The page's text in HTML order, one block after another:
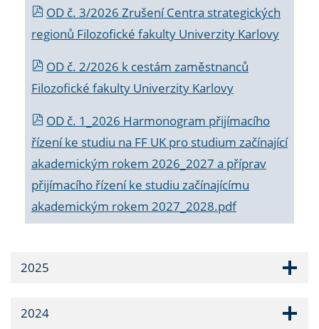
OD č. 3/2026 Zrušení Centra strategických
regionů Filozofické fakulty Univerzity Karlovy
OD č. 2/2026 k cestám zaměstnanců
Filozofické fakulty Univerzity Karlovy
OD č. 1_2026 Harmonogram přijímacího
řízení ke studiu na FF UK pro studium začínající
akademickým rokem 2026_2027 a příprav
přijímacího řízení ke studiu začínajícímu
akademickým rokem 2027_2028.pdf
2025
2024